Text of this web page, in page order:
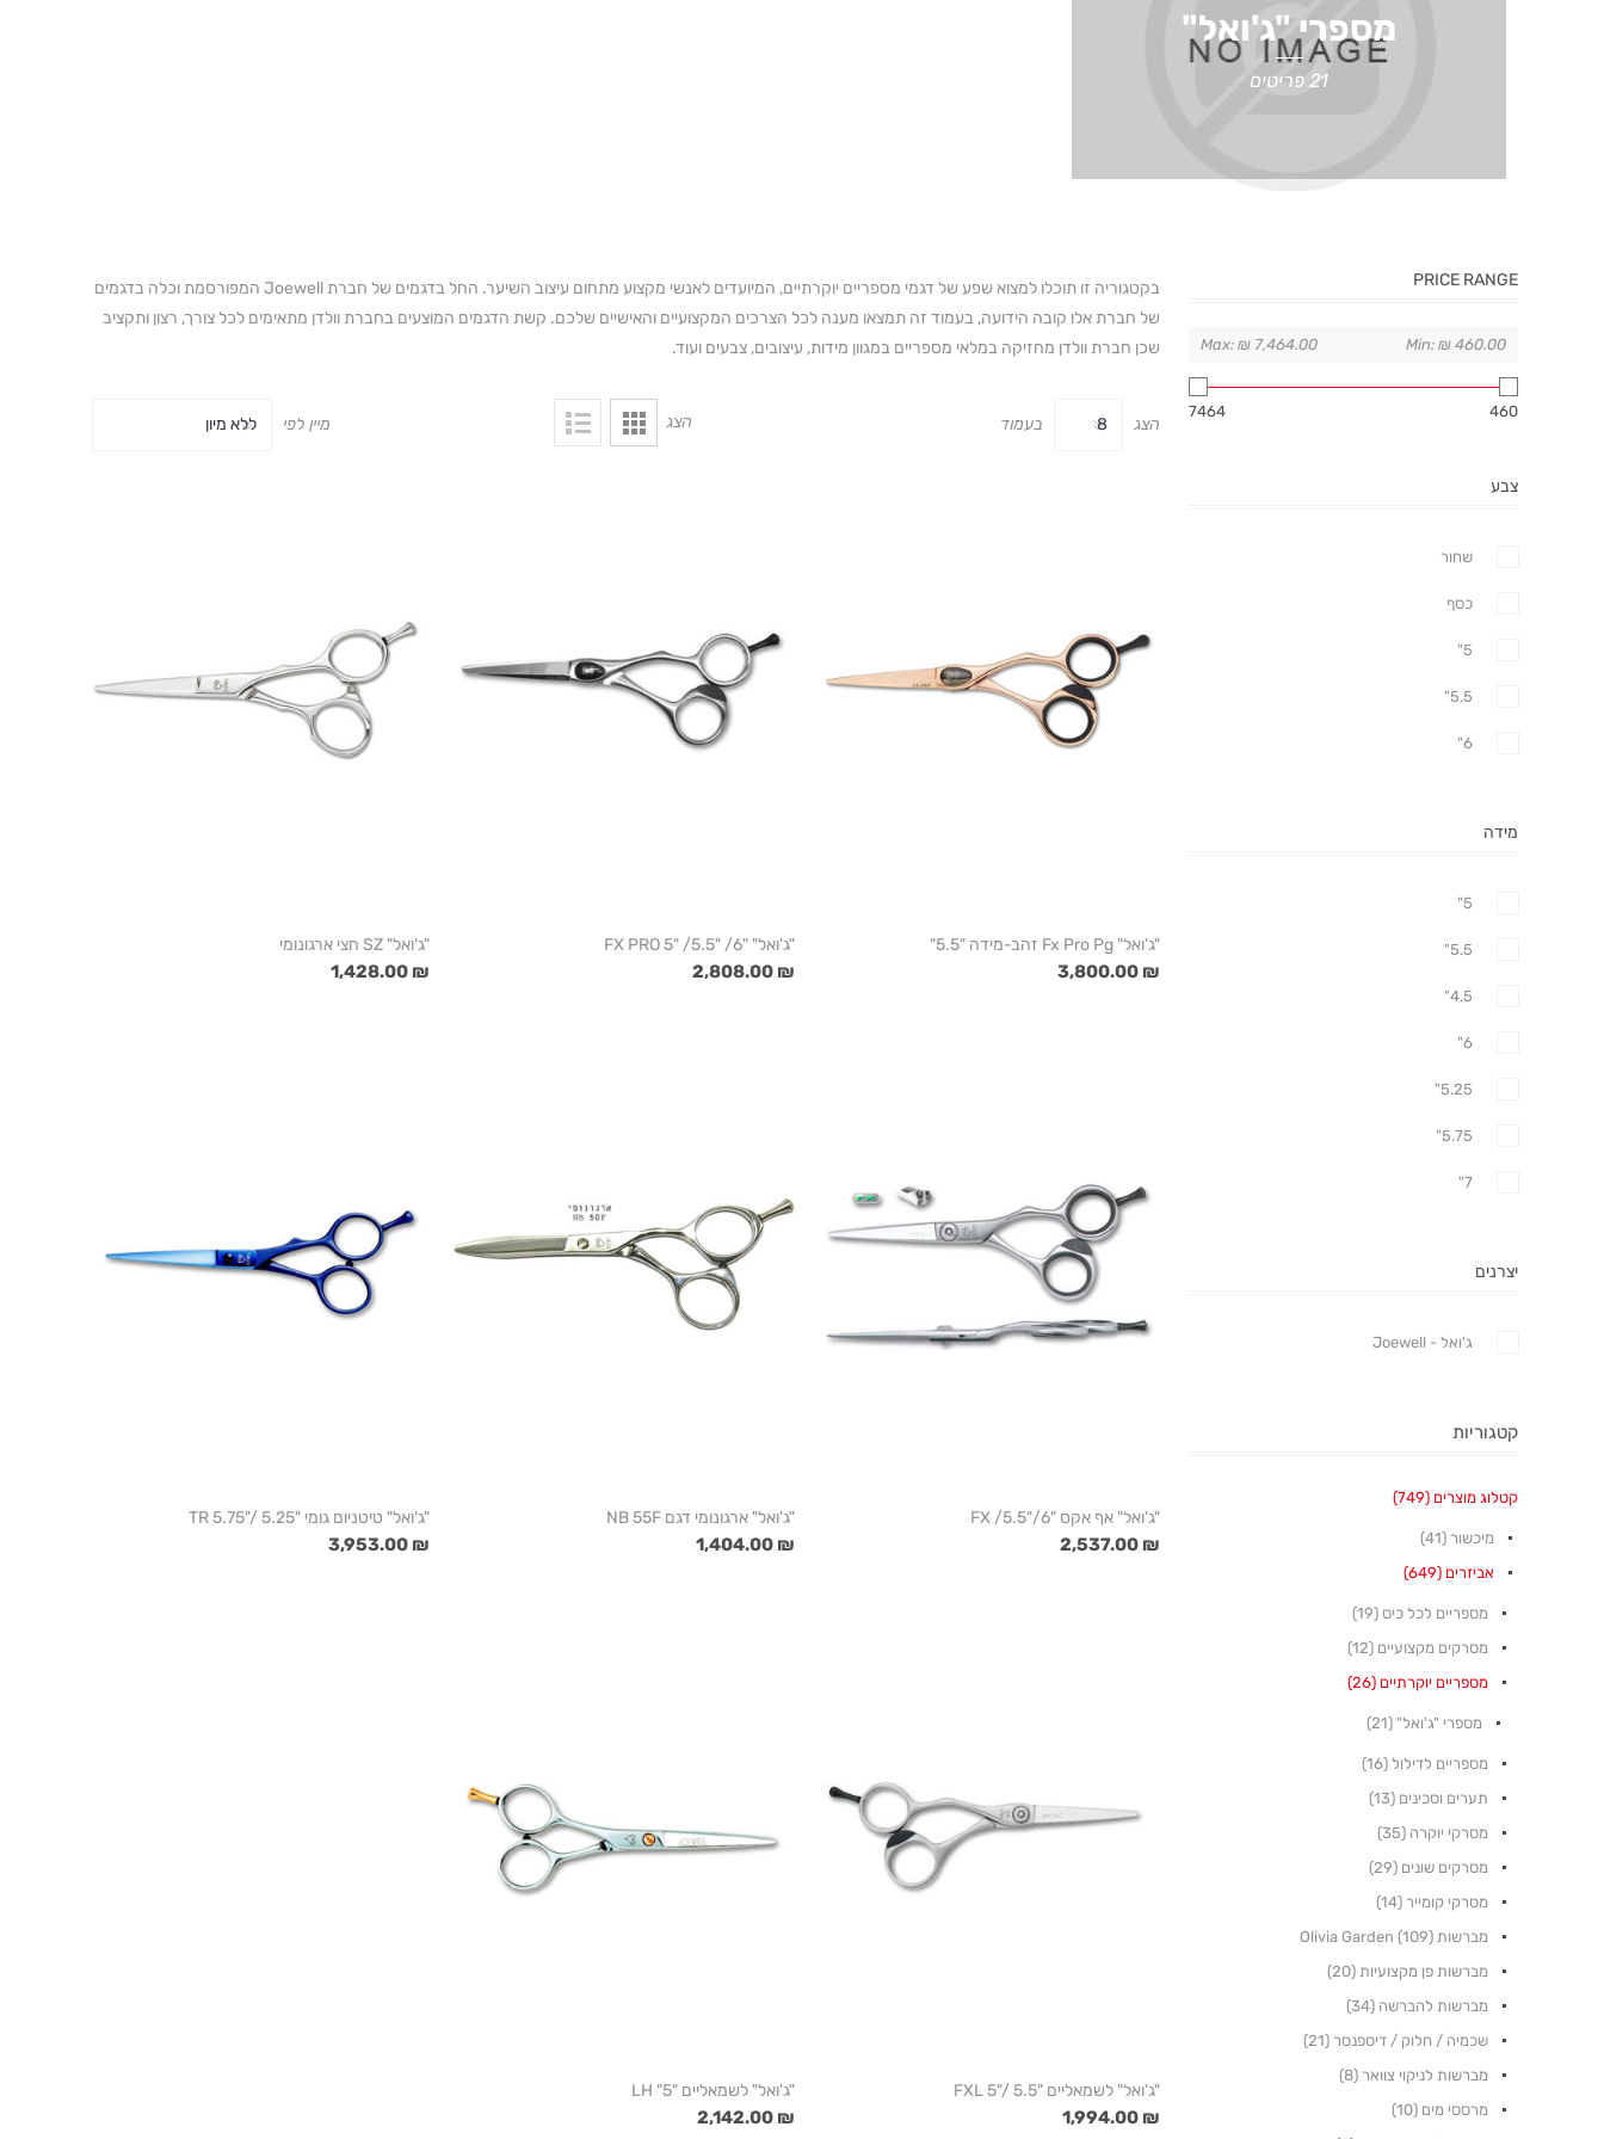
מספרי "ג'ואל"
21 פריטים
בקטגוריה זו תוכלו למצוא שפע של דגמי מספריים יוקרתיים, המיועדים לאנשי מקצוע מתחום עיצוב השיער. החל בדגמים של חברת Joewell המפורסמת וכלה בדגמים
של חברת אלו קובה הידועה, בעמוד זה תמצאו מענה לכל הצרכים המקצועיים והאישיים שלכם. קשת הדגמים המוצעים בחברת וולדן מתאימים לכל צורך, רצון ותקציב
שכן חברת וולדן מחזיקה במלאי מספריים במגוון מידות, עיצובים, צבעים ועוד.
הצג מיין לפי הצג בעמוד
"ג'ואל" Fx Pro Pg זהב-מידה "5.5"
₪ 3,800.00
"ג'ואל" "6/ "5.5/ "5 FX PRO
₪ 2,808.00
"ג'ואל" SZ חצי ארגונומי
₪ 1,428.00
"ג'ואל" אף אקס "6/"5.5/ FX
₪ 2,537.00
"ג'ואל" ארגונומי דגם NB 55F
₪ 1,404.00
"ג'ואל" טיטניום גומי "TR 5.75"/ 5.25
₪ 3,953.00
"ג'ואל" לשמאליים "FXL 5"/ 5.5
₪ 1,994.00
"ג'ואל" לשמאליים "LH "5
₪ 2,142.00
PRICE RANGE
Min: ₪ 460.00
Max: ₪ 7,464.00
460
7464
צבע
שחור
כסף
5"
5.5"
6"
מידה
5"
5.5"
4.5"
6"
5.25"
5.75"
7"
יצרנים
ג'ואל - Joewell
קטגוריות
קטלוג מוצרים (749)
מיכשור (41)
אביזרים (649)
מספריים לכל כיס (19)
מסרקים מקצועיים (12)
מספריים יוקרתיים (26)
מספרי "ג'ואל" (21)
מספריים לדילול (16)
תערים וסכינים (13)
מסרקי יוקרה (35)
מסרקים שונים (29)
מסרקי קומייר (14)
מברשות Olivia Garden (109)
מברשות פן מקצועיות (20)
מברשות להברשה (34)
שכמיה / חלוק / דיספנסר (21)
מברשות לניקוי צוואר (8)
מרססי מים (10)